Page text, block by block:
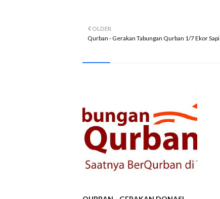
OLDER
Qurban - Gerakan Tabungan Qurban 1/7 Ekor Sapi